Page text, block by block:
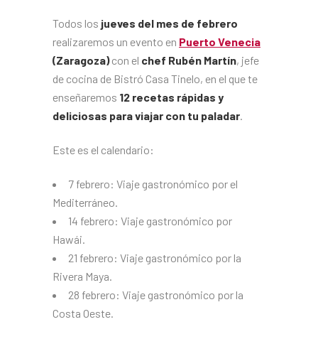
Todos los jueves del mes de febrero
realizaremos un evento en Puerto Venecia
(Zaragoza)con el chef Rubén Martín, jefe
de cocina de Bistró Casa Tinelo, en el que te
enseñaremos 12 recetas rápidas y
deliciosas para viajar con tu paladar.
Este es el calendario:
7 febrero: Viaje gastronómico por el
Mediterráneo.
14 febrero: Viaje gastronómico por
Hawái.
21 febrero: Viaje gastronómico por la
Rivera Maya.
28 febrero: Viaje gastronómico por la
Costa Oeste.